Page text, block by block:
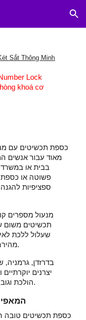
Skip to navigation
Sắt Thông Minh
Lock
khoá cơ
כספת תכשיטים עם
מאוד עבור אנשים
בבית או
פשוטה או כספת
ספציפיות
תכשיטים משום
שעלול ללכת
מהירה לבעלים תוך מתן שכבת אבטחה חזקה.
בדרזדן, גרמניה,
יצרנים
הולכת וגוברת של שימוש בשירותי כספות מקצועיים.
כספת תכשיטים טובה